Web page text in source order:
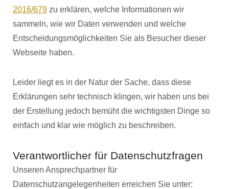
2016/679 zu erklären, welche Informationen wir
sammeln, wie wir Daten verwenden und welche
Entscheidungsmöglichkeiten Sie als Besucher dieser
Webseite haben.
Leider liegt es in der Natur der Sache, dass diese
Erklärungen sehr technisch klingen, wir haben uns bei
der Erstellung jedoch bemüht die wichtigsten Dinge so
einfach und klar wie möglich zu beschreiben.
Verantwortlicher für Datenschutzfragen
Unseren Ansprechpartner für
Datenschutzangelegenheiten erreichen Sie unter: